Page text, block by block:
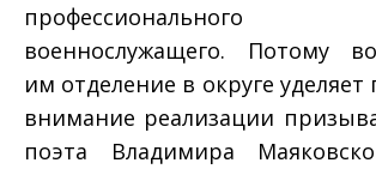
военнослужащего. Потому
им отделение в округе уделяет
внимание реализации
поэта Владимира